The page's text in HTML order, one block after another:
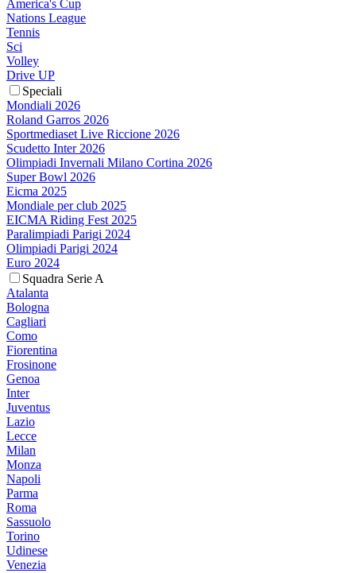
America's Cup
Nations League
Tennis
Sci
Volley
Drive UP
Speciali
Mondiali 2026
Roland Garros 2026
Sportmediaset Live Riccione 2026
Scudetto Inter 2026
Olimpiadi Invernali Milano Cortina 2026
Super Bowl 2026
Eicma 2025
Mondiale per club 2025
EICMA Riding Fest 2025
Paralimpiadi Parigi 2024
Olimpiadi Parigi 2024
Euro 2024
Squadra Serie A
Atalanta
Bologna
Cagliari
Como
Fiorentina
Frosinone
Genoa
Inter
Juventus
Lazio
Lecce
Milan
Monza
Napoli
Parma
Roma
Sassuolo
Torino
Udinese
Venezia